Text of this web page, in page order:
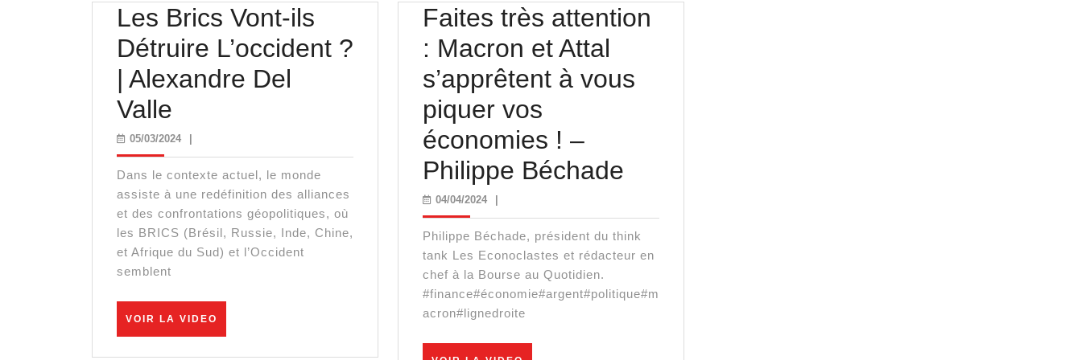
Les Brics Vont-ils
Détruire L’occident ?
| Alexandre Del
Valle
Brics
Vont-
ils
Détruire
L’occident
|
Alexandre
05/03/202405/03/2024
Dans le contexte actuel, le monde
assiste à une redéfinition des alliances
et des confrontations géopolitiques, où
les BRICS (Brésil, Russie, Inde, Chine,
et Afrique du Sud) et l’Occident
semblent
VOIR LA VIDEO
Faites très attention
: Macron et Attal
s’apprêtent à vous
piquer vos
économies ! –
Philippe Béchade
attention
:
Macron
04/04/202404/04/2024
Philippe Béchade, président du think
tank Les Econoclastes et rédacteur en
chef à la Bourse au Quotidien.
#finance#économie#argent#politique#m
acron#lignedroite